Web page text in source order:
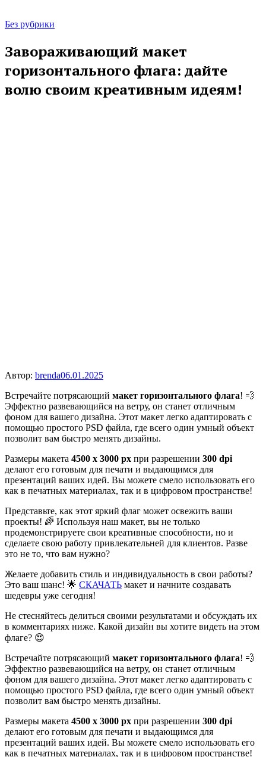
Без рубрики
Завораживающий макет
горизонтального флага: дайте
волю своим креативным идеям!
Автор: brenda06.01.2025
Встречайте потрясающий макет горизонтального флага! 💨
Эффектно развевающийся на ветру, он станет отличным
фоном для вашего дизайна. Этот макет легко адаптировать с
помощью простого PSD файла, где всего один умный объект
позволит вам быстро менять дизайны.
Размеры макета 4500 x 3000 px при разрешении 300 dpi
делают его готовым для печати и выдающимся для
презентаций ваших идей. Вы можете смело использовать его
как в печатных материалах, так и в цифровом пространстве!
Представьте, как этот яркий флаг может освежить ваши
проекты! 🌈 Используя наш макет, вы не только
продемонстрируете свои креативные способности, но и
сделаете свою работу привлекательней для клиентов. Разве
это не то, что вам нужно?
Желаете добавить стиль и индивидуальность в свои работы?
Это ваш шанс! 🌟 СКАЧАТЬ макет и начните создавать
шедевры уже сегодня!
Не стесняйтесь делиться своими результатами и обсуждать их
в комментариях ниже. Какой дизайн вы хотите видеть на этом
флаге? 😍
Встречайте потрясающий макет горизонтального флага! 💨
Эффектно развевающийся на ветру, он станет отличным
фоном для вашего дизайна. Этот макет легко адаптировать с
помощью простого PSD файла, где всего один умный объект
позволит вам быстро менять дизайны.
Размеры макета 4500 x 3000 px при разрешении 300 dpi
делают его готовым для печати и выдающимся для
презентаций ваших идей. Вы можете смело использовать его
как в печатных материалах, так и в цифровом пространстве!